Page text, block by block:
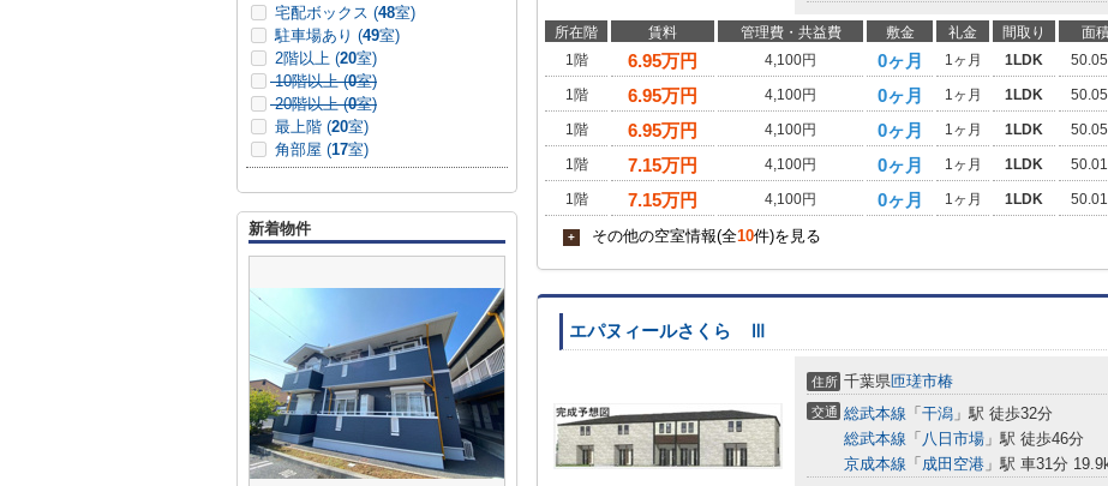
所在階 賃料 管理費・共益費 敷金 礼金 間取り 面
1階
6.95万円 4,100円 0ヶ月 1ヶ月 1LDK
1階
6.95万円 4,100円 0ヶ月 1ヶ月 1LDK
1階
6.95万円 4,100円 0ヶ月 1ヶ月 1LDK
1階
7.15万円 4,100円 0ヶ月 1ヶ月 1LDK
1階
7.15万円 4,100円 0ヶ月 1ヶ月 1LDK
+ その他の空室情報(全10件)を見る
エパヌィールさくら Ⅲ
住所 千葉県匝瑳市椿
交通 総武本線 「 干潟 」駅 徒歩32分
総武本線 「 八日市場 」駅 徒歩46分
京成本線 「 成田空港 」駅 車31分
宅配ボックス (48室)
駐車場あり (49室)
2階以上 (20室)
10階以上 (0室)
20階以上 (0室)
最上階 (20室)
角部屋 (17室)
新着物件